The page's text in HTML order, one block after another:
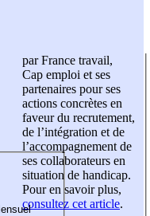
par France travail,
Cap emploi et ses
partenaires pour ses
actions concrètes en
faveur du recrutement,
de l’intégration et de
l’accompagnement de
ses collaborateurs en
situation de handicap.
Pour en savoir plus,
consultez cet article.